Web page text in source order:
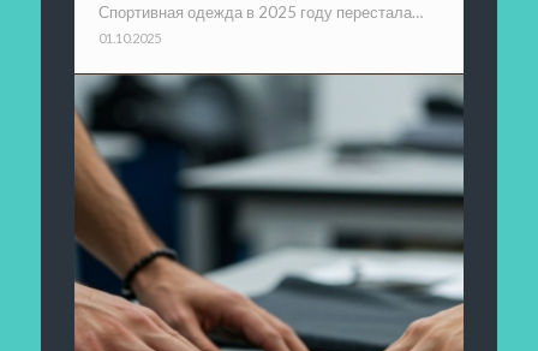
Спортивная одежда в 2025 году перестала…
01.10.2025